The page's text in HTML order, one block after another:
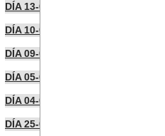
DÍA 13-05-2022
DÍA 10-05-2022
DÍA 09-05-2022
DÍA 05-04-2022
DÍA 04-04-2022
DÍA 25-03-2022